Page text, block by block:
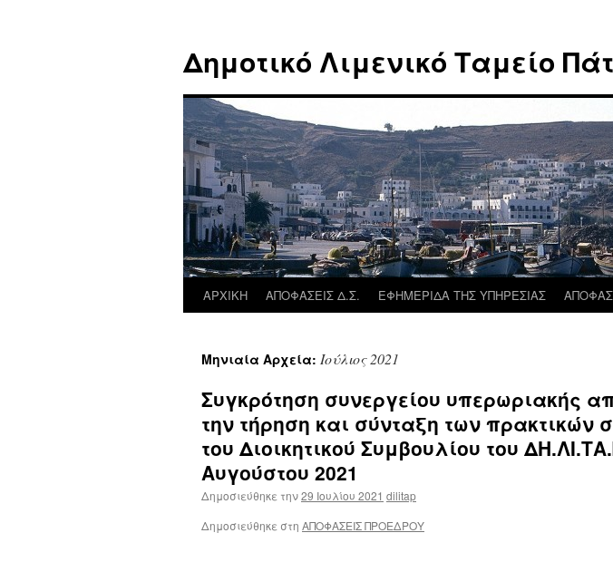
περιεχόμενο
Δημοτικό Λιμενικό Ταμείο
ΑΡΧΙΚΗ ΑΠΟΦΑΣΕΙΣ Δ.Σ. ΕΦΗΜΕΡΙΔΑ ΤΗΣ ΥΠΗΡΕΣΙΑΣ
Μηνιαία Αρχεία: Ιούλιος 2021
Συγκρότηση συνεργείου υπερωριακής
την τήρηση και σύνταξη των πρακτικών
του Διοικητικού Συμβουλίου του
Αυγούστου 2021
Δημοσιεύθηκε την29 Ιουλίου 2021 dilitap
Δημοσιεύθηκε στη ΑΠΟΦΑΣΕΙΣ ΠΡΟΕΔΡΟΥ